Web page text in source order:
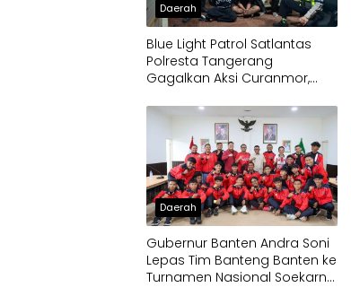
Daerah
Blue Light Patrol Satlantas
Polresta Tangerang
Gagalkan Aksi Curanmor,
Daerah
Gubernur Banten Andra Soni
Lepas Tim Banteng Banten ke
Turnamen Nasional Soekarno